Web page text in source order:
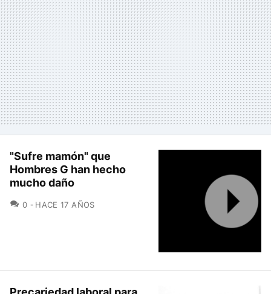
"Sufre mamón" que
Hombres G han hecho
mucho daño
0 COMENTARIOS
HACE 17 AÑOS